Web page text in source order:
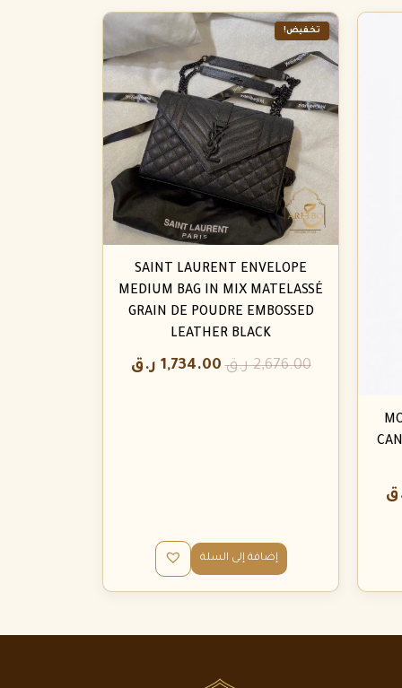
تخفيض!
SAINT LAURENT ENVELOPE
MEDIUM BAG IN MIX MATELASSÉ
GRAIN DE POUDRE EMBOSSED
LEATHER BLACK
2,676.00 ر.ق 1,734.00 ر.ق
إضافة إلى السلة